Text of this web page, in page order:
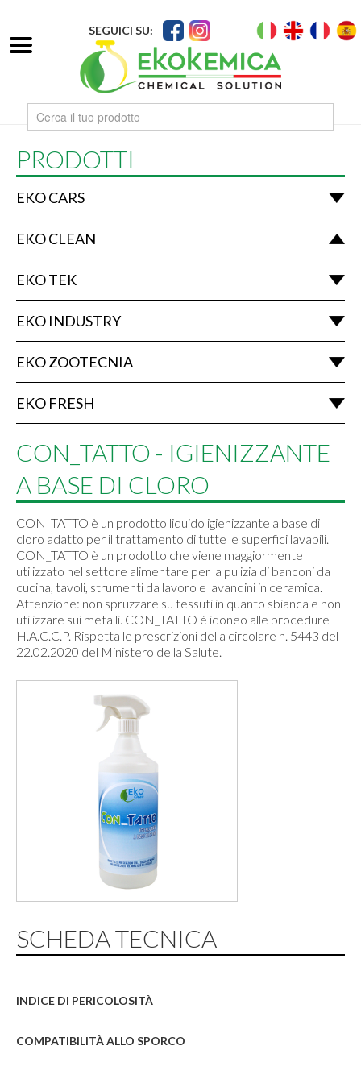
SEGUICI SU:
PRODOTTI
EKO CARS
EKO CLEAN
EKO TEK
EKO INDUSTRY
EKO ZOOTECNIA
EKO FRESH
CON_TATTO - IGIENIZZANTE
A BASE DI CLORO
CON_TATTO è un prodotto liquido igienizzante a base di
cloro adatto per il trattamento di tutte le superfici lavabili.
CON_TATTO è un prodotto che viene maggiormente
utilizzato nel settore alimentare per la pulizia di banconi da
cucina, tavoli, strumenti da lavoro e lavandini in ceramica.
Attenzione: non spruzzare su tessuti in quanto sbianca e non
utilizzare sui metalli. CON_TATTO è idoneo alle procedure
H.A.C.C.P. Rispetta le prescrizioni della circolare n. 5443 del
22.02.2020 del Ministero della Salute.
SCHEDA TECNICA
INDICE DI PERICOLOSITÀ
COMPATIBILITÀ ALLO SPORCO